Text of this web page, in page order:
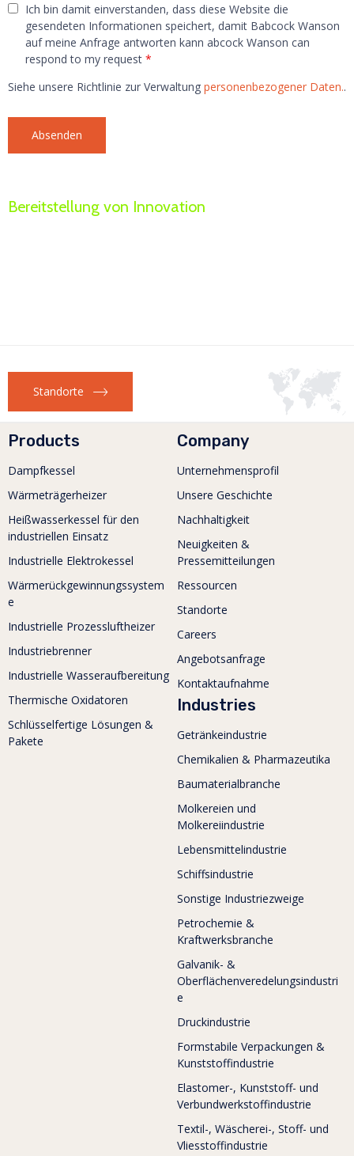
Ich bin damit einverstanden, dass diese Website die
gesendeten Informationen speichert, damit Babcock Wanson
auf meine Anfrage antworten kann abcock Wanson can
respond to my request *
Siehe unsere Richtlinie zur Verwaltung personenbezogener Daten..
Bereitstellung von Innovation
Standorte
Products
Dampfkessel
Wärmeträgerheizer
Heißwasserkessel für den
industriellen Einsatz
Industrielle Elektrokessel
Wärmerückgewinnungssystem
e
Industrielle Prozessluftheizer
Industriebrenner
Industrielle Wasseraufbereitung
Thermische Oxidatoren
Schlüsselfertige Lösungen &
Pakete
Company
Unternehmensprofil
Unsere Geschichte
Nachhaltigkeit
Neuigkeiten &
Pressemitteilungen
Ressourcen
Standorte
Careers
Angebotsanfrage
Kontaktaufnahme
Industries
Getränkeindustrie
Chemikalien & Pharmazeutika
Baumaterialbranche
Molkereien und
Molkereiindustrie
Lebensmittelindustrie
Schiffsindustrie
Sonstige Industriezweige
Petrochemie &
Kraftwerksbranche
Galvanik- &
Oberflächenveredelungsindustri
e
Druckindustrie
Formstabile Verpackungen &
Kunststoffindustrie
Elastomer-, Kunststoff- und
Verbundwerkstoffindustrie
Textil-, Wäscherei-, Stoff- und
Vliesstoffindustrie